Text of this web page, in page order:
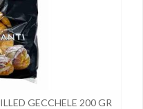
GECCHELE 200 GR